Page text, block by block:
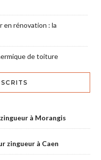
en rénovation : la
de toiture
à Morangis
zingueur à Caen